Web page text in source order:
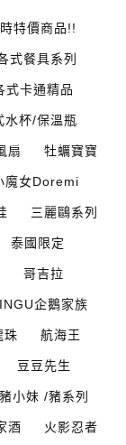
特價商品!!
式餐具系列
式卡通精品
水杯/保溫瓶
扇 牡蠣寶寶
魔女Doremi
三麗鷗系列
泰國限定
哥吉拉
企鵝家族
珠 航海王
豆豆先生
小妹 /豬系列
酒 火影忍者